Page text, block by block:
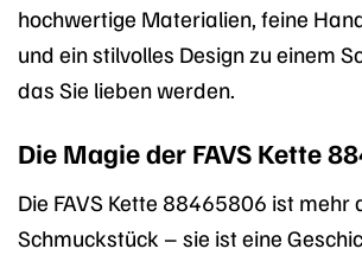
hochwertige Materialien, feine
und ein stilvolles Design zu einem
das Sie lieben werden.
Die Magie der FAVS Kette
Die FAVS Kette 88465806 ist mehr
Schmuckstück – sie ist eine